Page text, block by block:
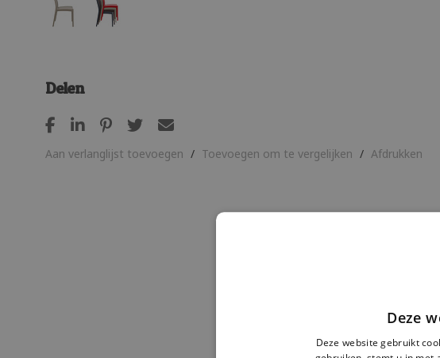
Delen
Aan verlanglijst toevoegen / Toevoegen om te vergelijken / Afdrukken
Deze
Deze website gebruikt